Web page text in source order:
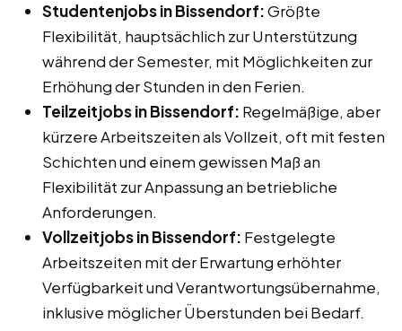
Studentenjobs in Bissendorf:Größte
Flexibilität, hauptsächlich zur Unterstützung
während der Semester, mit Möglichkeiten zur
Erhöhung der Stunden in den Ferien.
Teilzeitjobs in Bissendorf: Regelmäßige, aber
kürzere Arbeitszeiten als Vollzeit, oft mit festen
Schichten und einem gewissen Maß an
Flexibilität zur Anpassung an betriebliche
Anforderungen.
Vollzeitjobs in Bissendorf: Festgelegte
Arbeitszeiten mit der Erwartung erhöhter
Verfügbarkeit und Verantwortungsübernahme,
inklusive möglicher Überstunden bei Bedarf.